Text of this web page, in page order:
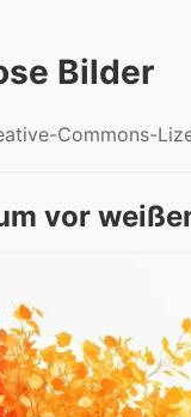
Bilder
Commons-
vor